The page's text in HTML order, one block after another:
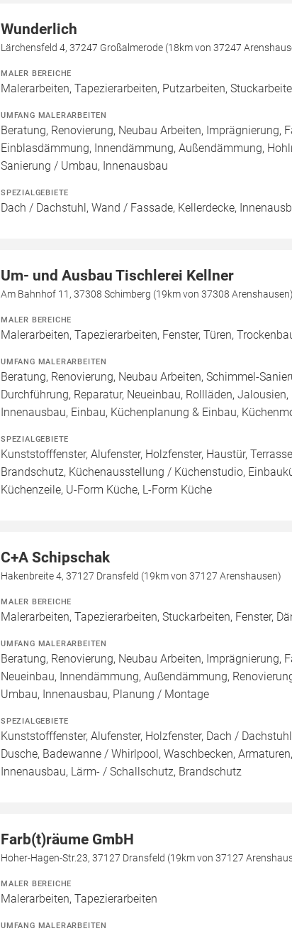
Wunderlich
Lärchensfeld 4, 37247 Großalmerode (18km von 37247
MALER BEREICHE
Malerarbeiten, Tapezierarbeiten, Putzarbeiten,
UMFANG MALERARBEITEN
Beratung, Renovierung, Neubau Arbeiten, Imprägnierung,
Einblasdämmung, Innendämmung, Außendämmung,
Sanierung / Umbau, Innenausbau
SPEZIALGEBIETE
Dach / Dachstuhl, Wand / Fassade, Kellerdecke,
Um- und Ausbau Tischlerei Kellner
Am Bahnhof 11, 37308 Schimberg (19km von 37308 Arenshausen)
MALER BEREICHE
Malerarbeiten, Tapezierarbeiten, Fenster, Türen,
UMFANG MALERARBEITEN
Beratung, Renovierung, Neubau Arbeiten, Schimmel-
Durchführung, Reparatur, Neueinbau, Rollläden,
Innenausbau, Einbau, Küchenplanung & Einbau,
SPEZIALGEBIETE
Kunststofffenster, Alufenster, Holzfenster, Haustür,
Brandschutz, Küchenausstellung / Küchenstudio,
Küchenzeile, U-Form Küche, L-Form Küche
C+A Schipschak
Hakenbreite 4, 37127 Dransfeld (19km von 37127 Arenshausen)
MALER BEREICHE
Malerarbeiten, Tapezierarbeiten, Stuckarbeiten, Fenster,
UMFANG MALERARBEITEN
Beratung, Renovierung, Neubau Arbeiten, Imprägnierung,
Neueinbau, Innendämmung, Außendämmung,
Umbau, Innenausbau, Planung / Montage
SPEZIALGEBIETE
Kunststofffenster, Alufenster, Holzfenster, Dach /
Dusche, Badewanne / Whirlpool, Waschbecken,
Innenausbau, Lärm- / Schallschutz, Brandschutz
Farb(t)räume GmbH
Hoher-Hagen-Str.23, 37127 Dransfeld (19km von 37127
MALER BEREICHE
Malerarbeiten, Tapezierarbeiten
UMFANG MALERARBEITEN